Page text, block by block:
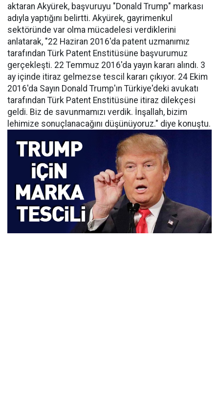
aktaran Akyürek, başvuruyu "Donald Trump" markası
adıyla yaptığını belirtti. Akyürek, gayrimenkul
sektöründe var olma mücadelesi verdiklerini
anlatarak, "22 Haziran 2016'da patent uzmanımız
tarafından Türk Patent Enstitüsüne başvurumuz
gerçekleşti. 22 Temmuz 2016'da yayın kararı alındı. 3
ay içinde itiraz gelmezse tescil kararı çıkıyor. 24 Ekim
2016'da Sayın Donald Trump'ın Türkiye'deki avukatı
tarafından Türk Patent Enstitüsüne itiraz dilekçesi
geldi. Biz de savunmamızı verdik. İnşallah, bizim
lehimize sonuçlanacağını düşünüyoruz." diye konuştu.